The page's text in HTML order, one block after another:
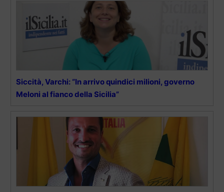
Siccità, Varchi: “In arrivo quindici milioni, governo
Meloni al fianco della Sicilia”